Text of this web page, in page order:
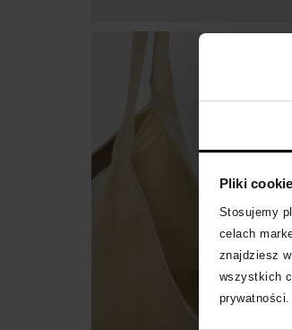
Pliki
Stosujemy
celach
znajdziesz w
wszystkich
prywatności.